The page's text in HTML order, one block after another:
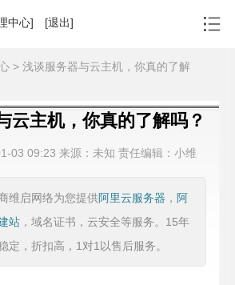
中心] [退出]
> 浅谈服务器与云主机，你真的了解
云主机，你真的了解吗？
03 09:23 来源： 未知 责任编辑：小维
维启网络为您提供阿里云服务器 ， 阿
站 ，域名证书，云安全等服务。15年
定，折扣高，1对1以售后服务。